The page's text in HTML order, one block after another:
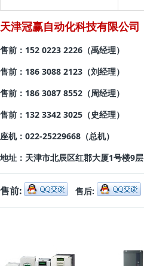
天津冠赢自动化科技有限公司
售前：152 0223 2226（禹经理）
售前： 186 3088 2123（刘经理）
售前：186 3087 8552 （周经理）
售前：132 3342 3025 （史经理）
座机：022-25229668 （总机）
地址： 天津市北辰区红郡大厦1号楼9层
售前: 售后: